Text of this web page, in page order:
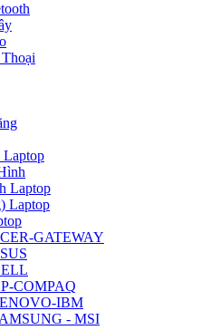
Laptop
Laptop
Laptop
GATEWAY
COMPAQ
IBM
- MSI